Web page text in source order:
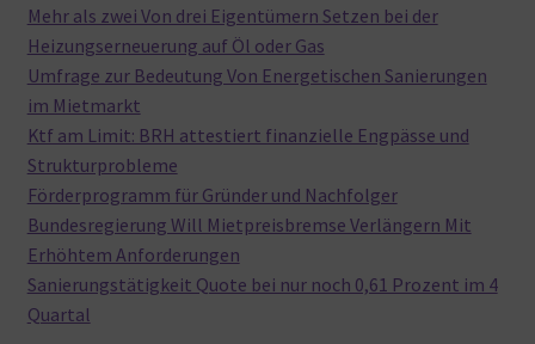
Mehr als zwei Von drei Eigentümern Setzen bei der
Heizungserneuerung auf Öl oder Gas
Umfrage zur Bedeutung Von Energetischen Sanierungen
im Mietmarkt
Ktf am Limit: BRH attestiert finanzielle Engpässe und
Strukturprobleme
Förderprogramm für Gründer und Nachfolger
Bundesregierung Will Mietpreisbremse Verlängern Mit
Erhöhtem Anforderungen
Sanierungstätigkeit Quote bei nur noch 0,61 Prozent im 4
Quartal